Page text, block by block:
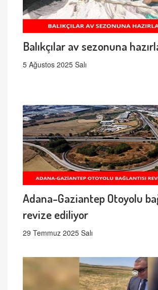
Balıkçılar av sezonuna
5 Ağustos 2025 Salı
Adana-Gaziantep Otoyolu
revize ediliyor
29 Temmuz 2025 Salı